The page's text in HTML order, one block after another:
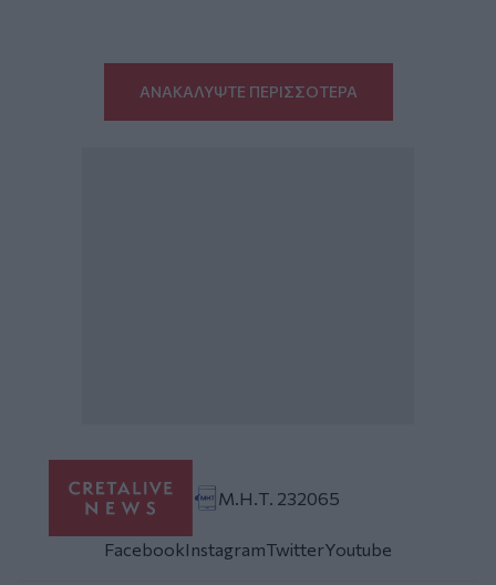
ΑΝΑΚΑΛΥΨΤΕ ΠΕΡΙΣΣΟΤΕΡΑ
Μ.Η.Τ. 232065
FacebookInstagramTwitterYoutube